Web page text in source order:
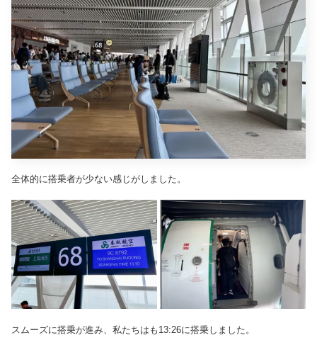
全体的に搭乗者が少ない感じがしました。
スムーズに搭乗が進み、私たちはも13:26に搭乗しました。